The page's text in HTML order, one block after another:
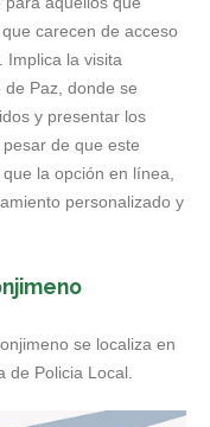
carecen de acceso
Implica la visita
Paz, donde se
y presentar los
de que este
la opción en línea,
personalizado y
se localiza en
de Policia Local.